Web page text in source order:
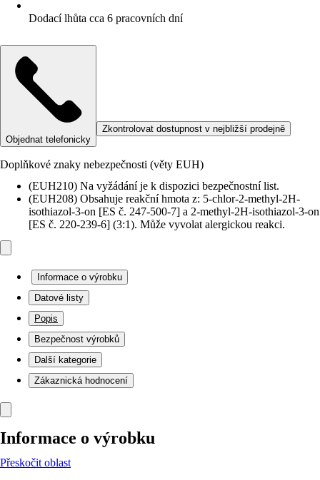
Dodací lhůta cca 6 pracovních dní
Objednat telefonicky
Zkontrolovat dostupnost v nejbližší prodejně
Doplňkové znaky nebezpečnosti (věty EUH)
(EUH210) Na vyžádání je k dispozici bezpečnostní list.
(EUH208) Obsahuje reakční hmota z: 5-chlor-2-methyl-2H-
isothiazol-3-on [ES č. 247-500-7] a 2-methyl-2H-isothiazol-3-on
[ES č. 220-239-6] (3:1). Může vyvolat alergickou reakci.
Informace o výrobku
Datové listy
Popis
Bezpečnost výrobků
Další kategorie
Zákaznická hodnocení
Informace o výrobku
Přeskočit oblast